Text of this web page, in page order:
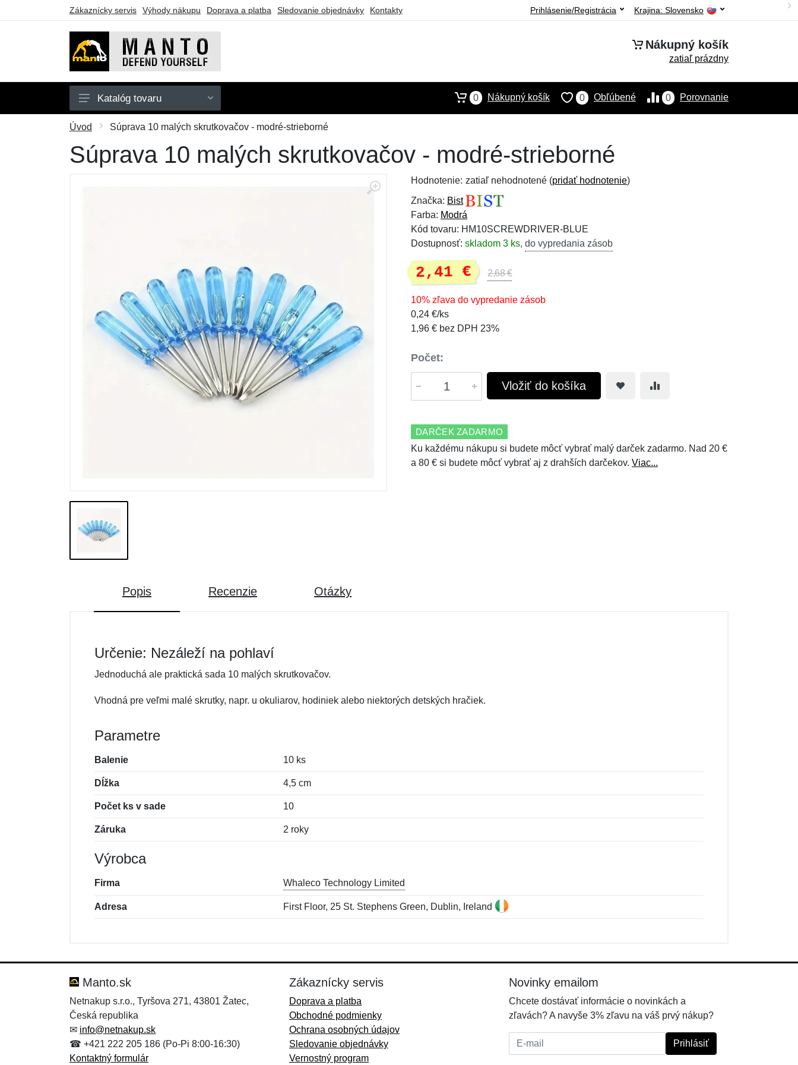
Zákaznícky servis Výhody nákupu Doprava a platba Sledovanie objednávky Kontakty Krajina: Slovensko
Prihlásenie/Registrácia
Nákupný košík
zatiaľ prázdny
Pánske
Doplnky
Kimona
Katalóg tovaru 0 Porovnanie
0 Obľúbené
0 Nákupný košík
Úvod Súprava 10 malých skrutkovačov - modré-strieborné
Súprava 10 malých skrutkovačov - modré-strieborné
Hodnotenie: zatiaľ nehodnotené (pridať hodnotenie)
Značka: Bist
Farba: Modrá
Kód tovaru: HM10SCREWDRIVER-BLUE
Dostupnosť: skladom 3 ks, do vypredania zásob
2,41 € 2,68 €
10% zľava do vypredanie zásob
0,24 €/ks
1,96 € bez DPH 23%
Počet:
Vložiť do košíka
DARČEK ZADARMO
Ku každému nákupu si budete môcť vybrať malý darček zadarmo. Nad 20 €
a 80 € si budete môcť vybrať aj z drahších darčekov. Viac...
Popis Recenzie Otázky
Určenie: Nezáleží na pohlaví
Jednoduchá ale praktická sada 10 malých skrutkovačov.
Vhodná pre veľmi malé skrutky, napr. u okuliarov, hodiniek alebo niektorých detských hračiek.
Parametre
Balenie 10 ks
Dĺžka 4,5 cm
Počet ks v sade 10
Záruka 2 roky
Výrobca
Firma Whaleco Technology Limited
Adresa First Floor, 25 St. Stephens Green, Dublin, Ireland
Správa*
Správa*
Manto.sk
Netnakup s.r.o., Tyršova 271, 43801 Žatec,
Česká republika
✉ info@netnakup.sk
☎ +421 222 205 186 (Po-Pi 8:00-16:30)
Kontaktný formulár
Zákaznícky servis
Doprava a platba
Obchodné podmienky
Ochrana osobných údajov
Sledovanie objednávky
Vernostný program
Novinky emailom
Chcete dostávať informácie o novinkách a
zľavách? A navyše 3% zľavu na váš prvý nákup?
E-mail: Prihlásiť